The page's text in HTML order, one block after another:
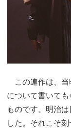
この連作は、当
について書いて
ものです。明治
した。それこそ